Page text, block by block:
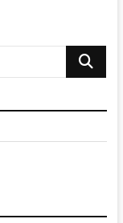
Buscar